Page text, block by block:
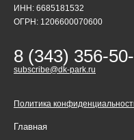
ИНН: 6685181532
ОГРН: 1206600070600
8 (343) 356-
subscribe@dk-park.ru
Политика
Главная